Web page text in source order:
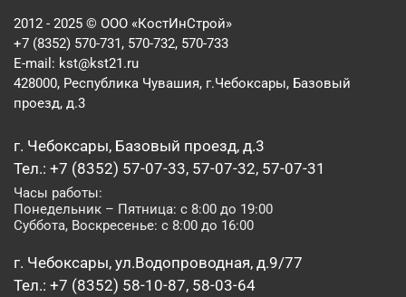
2012 - 2025 © ООО «КостИнСтрой»
+7 (8352) 570-731, 570-732, 570-733
E-mail: kst@kst21.ru
428000, Республика Чувашия, г.Чебоксары, Базовый
проезд, д.3
г. Чебоксары, Базовый проезд, д.3
Тел.: +7 (8352) 57-07-33, 57-07-32, 57-07-31
Часы работы:
Понедельник – Пятница: с 8:00 до 19:00
Суббота, Воскресенье: с 8:00 до 16:00
г. Чебоксары, ул.Водопроводная, д.9/77
Тел.: +7 (8352) 58-10-87, 58-03-64